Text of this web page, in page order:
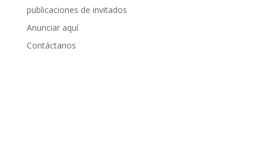
publicaciones de invitados
Anunciar aquí
Contáctanos